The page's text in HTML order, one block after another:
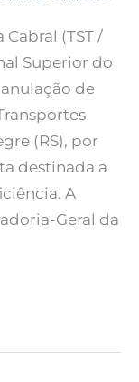
Cabral (TST /
Superior do
de
(RS), por
destinada a
A
Geral da